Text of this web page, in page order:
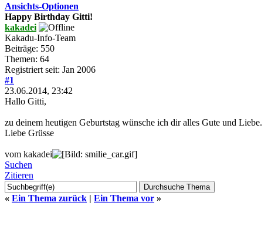
Ansichts-Optionen
Happy Birthday Gitti!
kakadei
Kakadu-Info-Team
Beiträge: 550
Themen: 64
Registriert seit: Jan 2006
#1
23.06.2014, 23:42
Hallo Gitti,
zu deinem heutigen Geburtstag wünsche ich dir alles Gute und Liebe.
Liebe Grüsse
vom kakadei
Suchen
Zitieren
« Ein Thema zurück | Ein Thema vor »